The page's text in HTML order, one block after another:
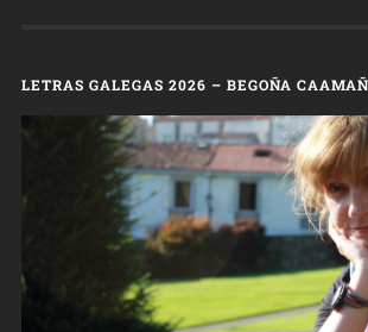
LETRAS GALEGAS 2026 – BEGOÑA